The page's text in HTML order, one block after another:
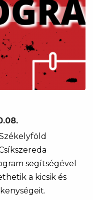
segítségével
a kicsik és